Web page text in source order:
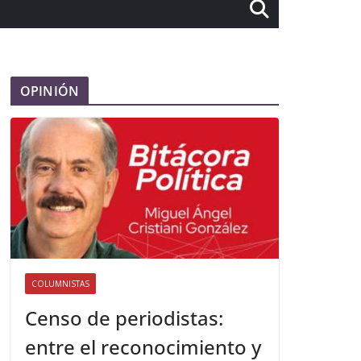
OPINIÓN
COLUMNISTAS
Censo de periodistas:
entre el reconocimiento y